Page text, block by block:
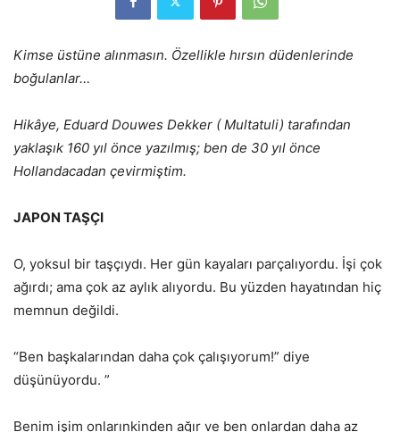
Kimse üstüne alınmasın. Özellikle hırsın düdenlerinde
boğulanlar…
Hikâye, Eduard Douwes Dekker ( Multatuli) tarafından
yaklaşık 160 yıl önce yazılmış; ben de 30 yıl önce
Hollandacadan çevirmiştim.
JAPON TAŞÇI
O, yoksul bir taşçıydı. Her gün kayaları parçalıyordu. İşi çok
ağırdı; ama çok az aylık alıyordu. Bu yüzden hayatından hiç
memnun değildi.
“Ben başkalarından daha çok çalışıyorum!” diye
düşünüyordu. ”
Benim işim onlarınkinden ağır ve ben onlardan daha az